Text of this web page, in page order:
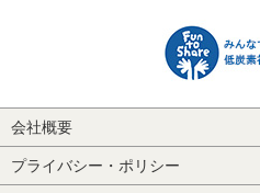
会社概要
プライバシー・ポリシー